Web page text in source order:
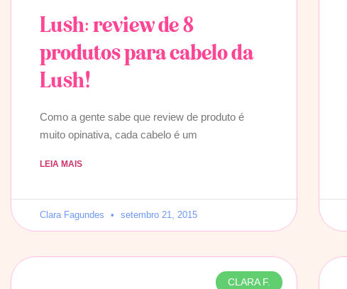
Lush: review de 8
produtos para cabelo da
Lush!
Como a gente sabe que review de produto é
muito opinativa, cada cabelo é um
LEIA MAIS
Clara Fagundes setembro 21, 2015
CLARA F.